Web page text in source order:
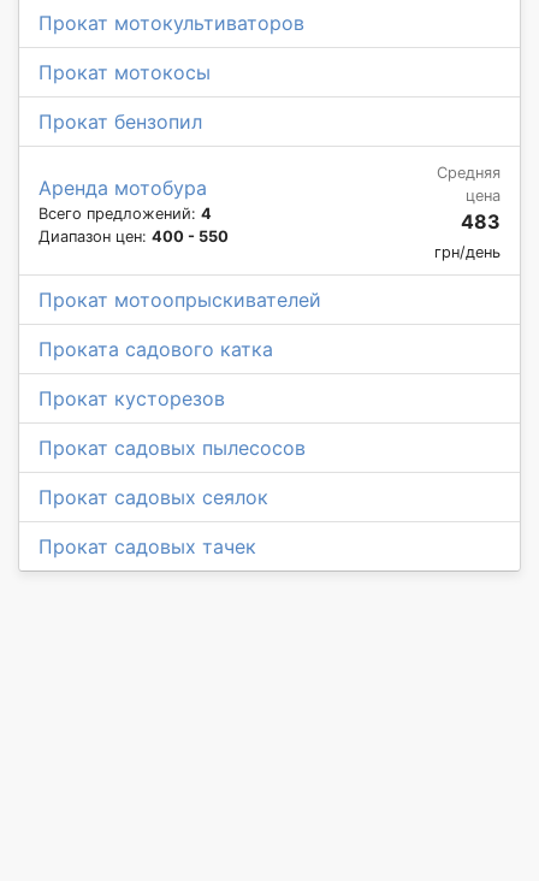
Прокат мотокультиваторов
Прокат мотокосы
Прокат бензопил
Аренда мотобура
Всего предложений: 4
Диапазон цен: 400 - 550
Средняя
цена
483
грн/день
Прокат мотоопрыскивателей
Проката садового катка
Прокат кусторезов
Прокат садовых пылесосов
Прокат садовых сеялок
Прокат садовых тачек